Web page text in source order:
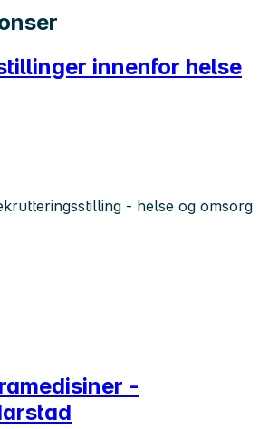
innenfor helse
- helse og omsorg
-